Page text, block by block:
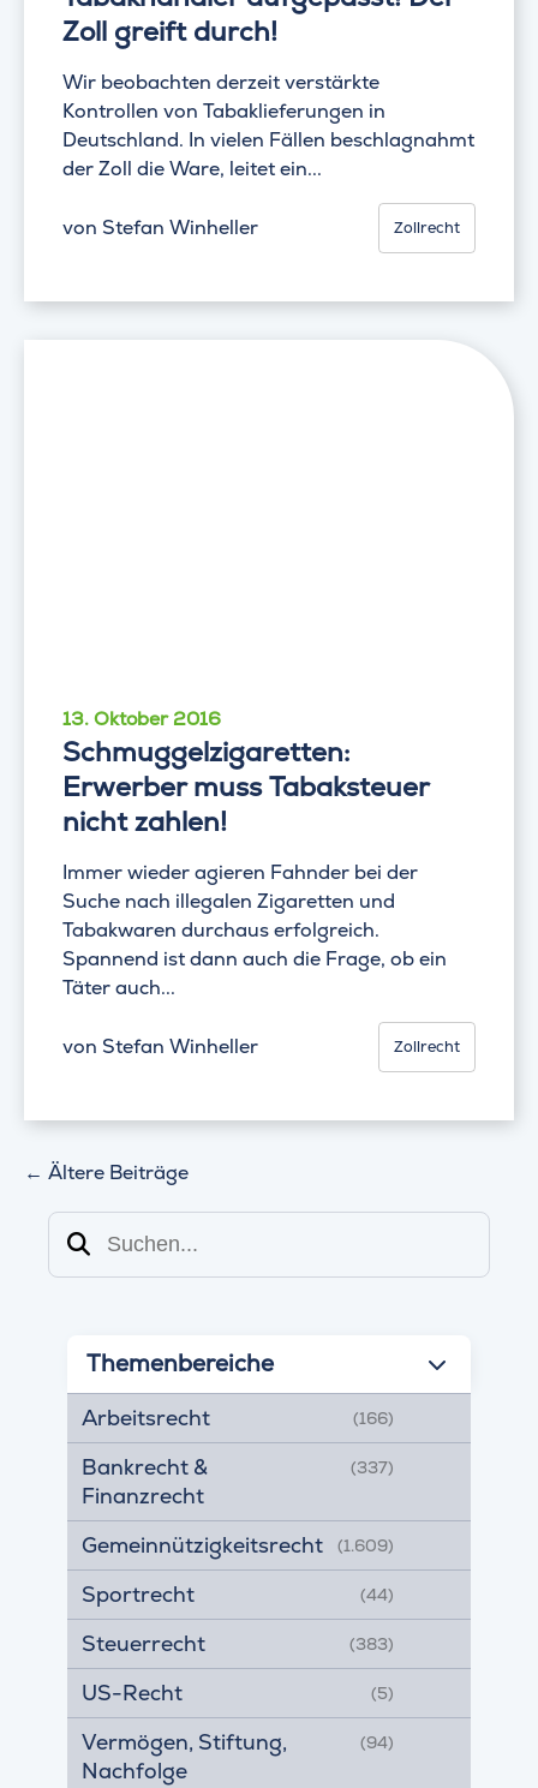
Zoll greift durch!
Wir beobachten derzeit verstärkte
Kontrollen von Tabaklieferungen in
Deutschland. In vielen Fällen beschlagnahmt
der Zoll die Ware, leitet ein...
von Stefan Winheller Zollrecht
13. Oktober 2016
Schmuggelzigaretten:
Erwerber muss Tabaksteuer
nicht zahlen!
Immer wieder agieren Fahnder bei der
Suche nach illegalen Zigaretten und
Tabakwaren durchaus erfolgreich.
Spannend ist dann auch die Frage, ob ein
Täter auch...
von Stefan Winheller Zollrecht
← Ältere Beiträge
Suchen
Themenbereiche
Arbeitsrecht (166)
Bankrecht &
Finanzrecht
(337)
Gemeinnützigkeitsrecht (1.609)
Sportrecht (44)
Steuerrecht (383)
US-Recht (5)
Vermögen, Stiftung,
Nachfolge
(94)